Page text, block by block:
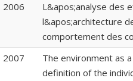
2006
L&apos;analyse des
l&apos;architecture
comportement des
2007
The environment as
definition of the